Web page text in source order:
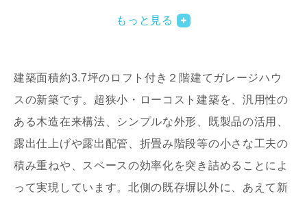
写真を拡大する
もっと見る
建築面積約3.7坪のロフト付き２階建てガレージハウ
スの新築です。超狭小・ローコスト建築を、汎用性の
ある木造在来構法、シンプルな外形、既製品の活用、
露出仕上げや露出配管、折畳み階段等の小さな工夫の
積み重ねや、スペースの効率化を突き詰めることによ
って実現しています。北側の既存塀以外に、あえて新